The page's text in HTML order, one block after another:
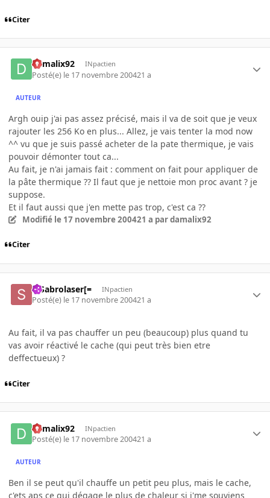
Citer
damalix92 INpactien
Posté(e) le 17 novembre 200421 a
AUTEUR
Argh ouip j'ai pas assez précisé, mais il va de soit que je veux
rajouter les 256 Ko en plus... Allez, je vais tenter la mod now
^^ vu que je suis passé acheter de la pate thermique, je vais
pouvoir démonter tout ca...
Au fait, je n'ai jamais fait : comment on fait pour appliquer de
la pâte thermique ?? Il faut que je nettoie mon proc avant ? je
suppose.
Et il faut aussi que j'en mette pas trop, c'est ca ??
Modifié le 17 novembre 200421 a par damalix92
Citer
=]Sabrolaser[= INpactien
Posté(e) le 17 novembre 200421 a
Au fait, il va pas chauffer un peu (beaucoup) plus quand tu
vas avoir réactivé le cache (qui peut très bien etre
deffectueux) ?
Citer
damalix92 INpactien
Posté(e) le 17 novembre 200421 a
AUTEUR
Ben il se peut qu'il chauffe un petit peu plus, mais le cache,
c'ets aps ce qui dégage le plus de chaleur si j'me souviens